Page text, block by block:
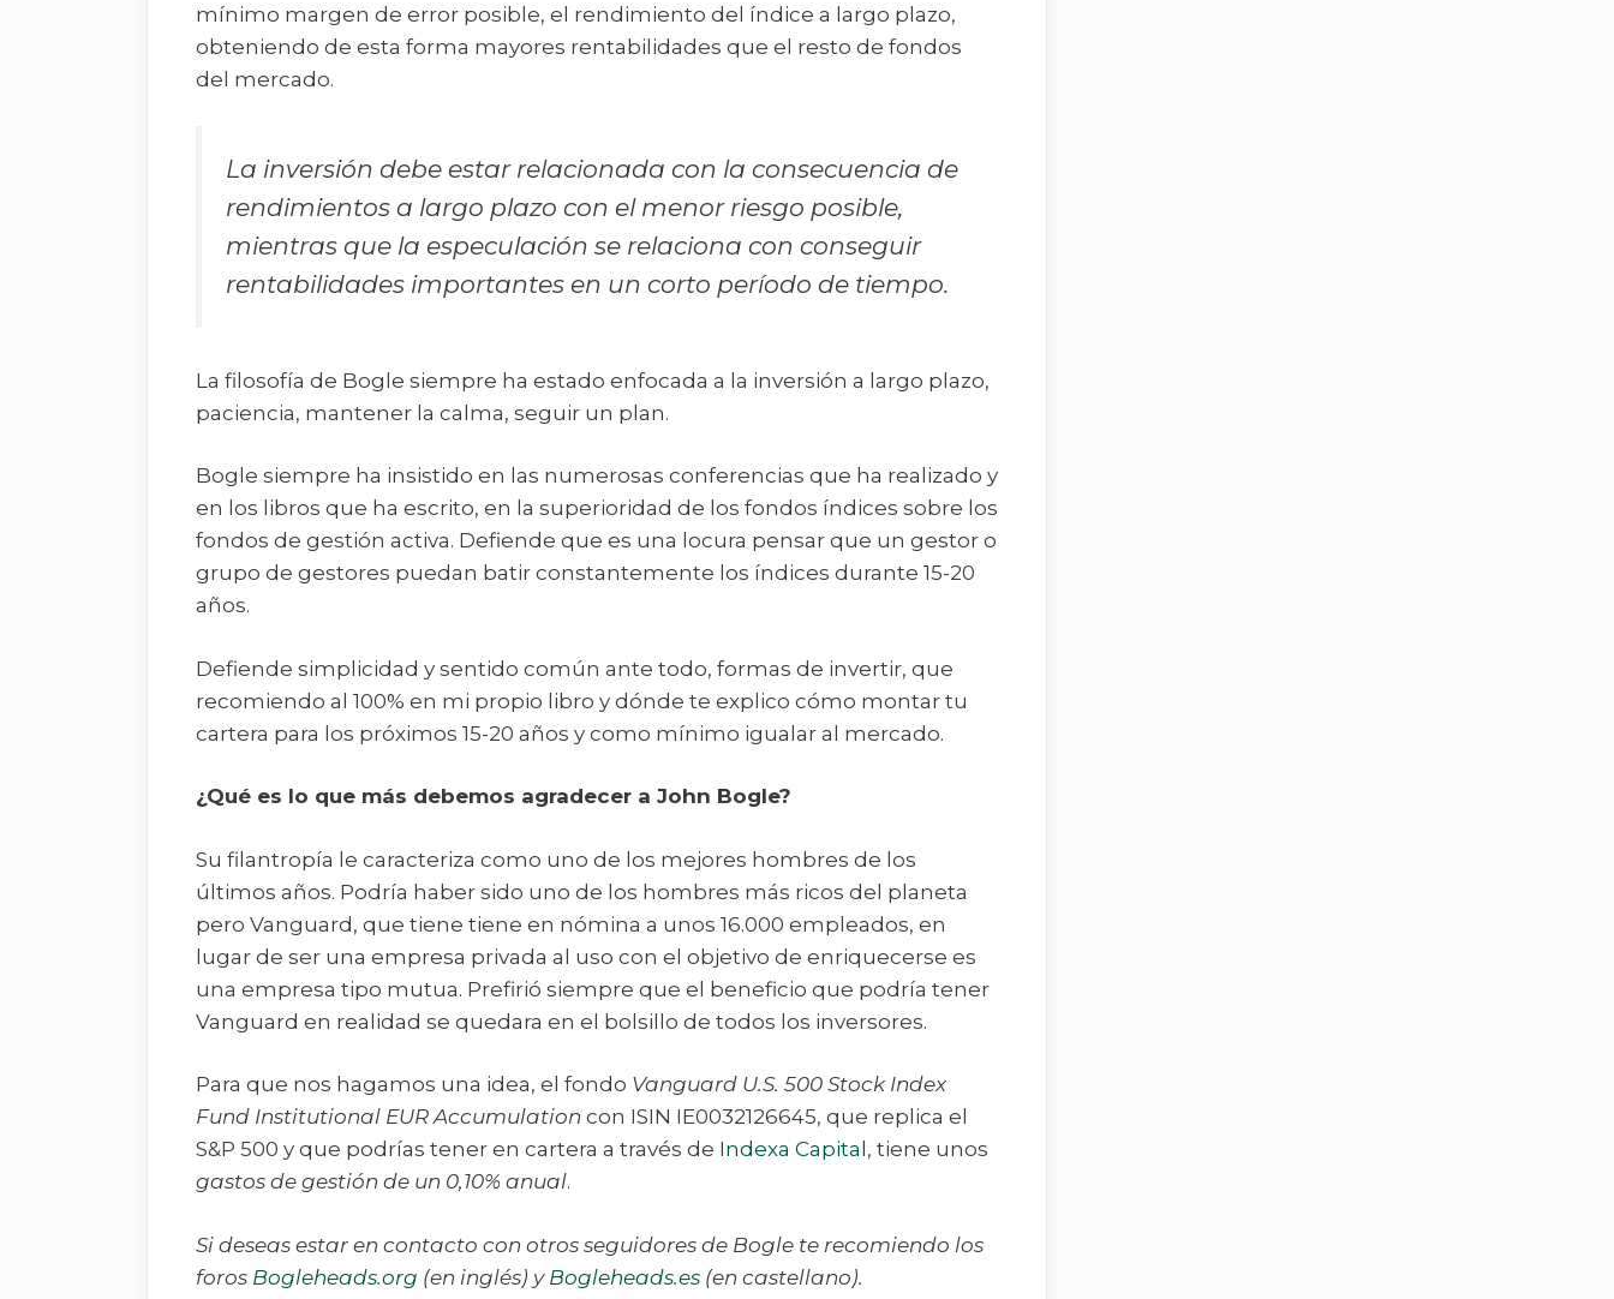
mínimo margen de error posible, el rendimiento del índice a largo plazo,
obteniendo de esta forma mayores rentabilidades que el resto de fondos
del mercado.
La inversión debe estar relacionada con la consecuencia de
rendimientos a largo plazo con el menor riesgo posible,
mientras que la especulación se relaciona con conseguir
rentabilidades importantes en un corto período de tiempo.
La filosofía de Bogle siempre ha estado enfocada a la inversión a largo plazo,
paciencia, mantener la calma, seguir un plan.
Bogle siempre ha insistido en las numerosas conferencias que ha realizado y
en los libros que ha escrito, en la superioridad de los fondos índices sobre los
fondos de gestión activa. Defiende que es una locura pensar que un gestor o
grupo de gestores puedan batir constantemente los índices durante 15-20
años.
Defiende simplicidad y sentido común ante todo, formas de invertir, que
recomiendo al 100% en mi propio libro y dónde te explico cómo montar tu
cartera para los próximos 15-20 años y como mínimo igualar al mercado.
¿Qué es lo que más debemos agradecer a John Bogle?
Su filantropía le caracteriza como uno de los mejores hombres de los
últimos años. Podría haber sido uno de los hombres más ricos del planeta
pero Vanguard, que tiene tiene en nómina a unos 16.000 empleados, en
lugar de ser una empresa privada al uso con el objetivo de enriquecerse es
una empresa tipo mutua. Prefirió siempre que el beneficio que podría tener
Vanguard en realidad se quedara en el bolsillo de todos los inversores.
Para que nos hagamos una idea, el fondo Vanguard U.S. 500 Stock Index
Fund Institutional EUR Accumulation con ISIN IE0032126645, que replica el
S&P 500 y que podrías tener en cartera a través de Indexa Capital , tiene unos
gastos de gestión de un 0,10% anual.
Si deseas estar en contacto con otros seguidores de Bogle te recomiendo los
foros Bogleheads.org (en inglés) y Bogleheads.es (en castellano).